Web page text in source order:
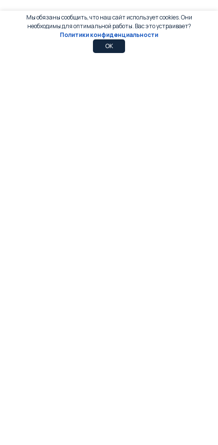
Мы обязаны сообщить, что наш сайт использует cookies. Они
необходимы для оптимальной работы. Вас это устраивает?
Политики конфиденциальности
OK